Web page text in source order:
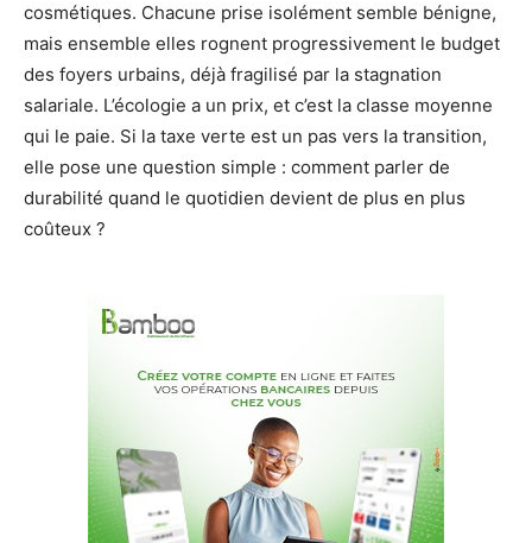
cosmétiques. Chacune prise isolément semble bénigne,
mais ensemble elles rognent progressivement le budget
des foyers urbains, déjà fragilisé par la stagnation
salariale. L’écologie a un prix, et c’est la classe moyenne
qui le paie. Si la taxe verte est un pas vers la transition,
elle pose une question simple : comment parler de
durabilité quand le quotidien devient de plus en plus
coûteux ?